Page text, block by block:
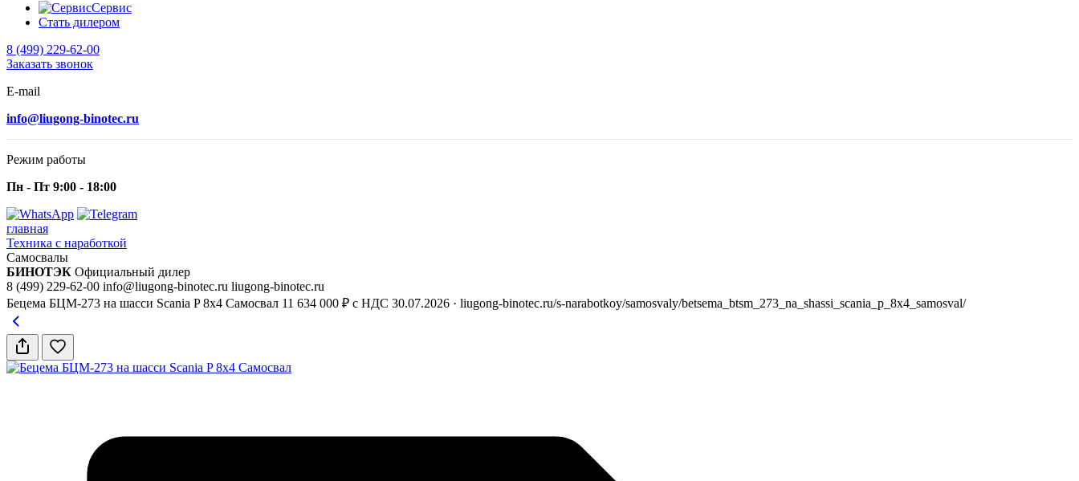
Сервис
Стать дилером
8 (499) 229-62-00
Заказать звонок
E-mail
info@liugong-binotec.ru
Режим работы
Пн - Пт 9:00 - 18:00
главная
Техника с наработкой
Самосвалы
БИНОТЭК Официальный дилер
8 (499) 229-62-00 info@liugong-binotec.ru liugong-binotec.ru
Бецема БЦМ-273 на шасси Scania P 8x4 Самосвал 11 634 000 ₽ с НДС 30.07.2026 · liugong-binotec.ru/s-narabotkoy/samosvaly/betsema_btsm_273_na_shassi_scania_p_8x4_samosval/